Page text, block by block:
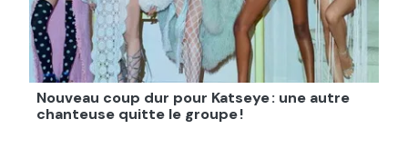
Nouveau coup dur pour Katseye : une autre
chanteuse quitte le groupe !